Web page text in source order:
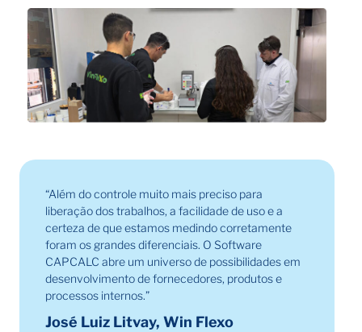
“Além do controle muito mais preciso para
liberação dos trabalhos, a facilidade de uso e a
certeza de que estamos medindo corretamente
foram os grandes diferenciais. O Software
CAPCALC abre um universo de possibilidades em
desenvolvimento de fornecedores, produtos e
processos internos.”
José Luiz Litvay, Win Flexo